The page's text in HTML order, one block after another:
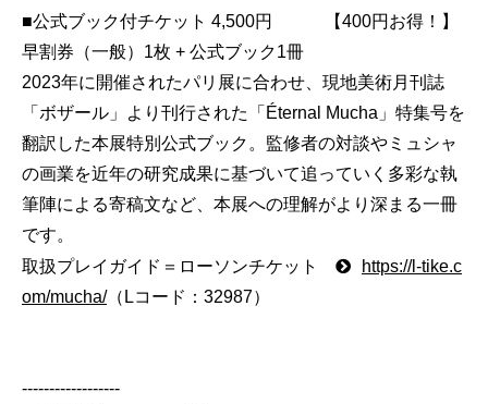
■公式ブック付チケット 4,500円 【400円お得！】
早割券（一般）1枚 + 公式ブック1冊
2023年に開催されたパリ展に合わせ、現地美術月刊誌
「ボザール」より刊行された「Éternal Mucha」特集号を
翻訳した本展特別公式ブック。監修者の対談やミュシャ
の画業を近年の研究成果に基づいて追っていく多彩な執
筆陣による寄稿文など、本展への理解がより深まる一冊
です。
取扱プレイガイド＝ローソンチケット
https://l-tike.c
om/mucha/（Lコード：32987）
------------------